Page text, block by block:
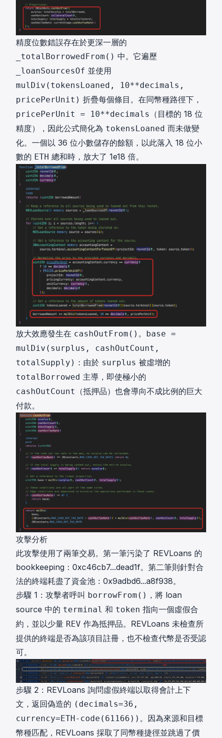
精度位數錯誤存在於更深一層的
_totalBorrowedFrom() 中。它遍歷
_loanSourcesOf 並使用
mulDiv(tokensLoaned, 10**decimals,
pricePerUnit) 折疊每個條目。在同幣種路徑下，
pricePerUnit = 10**decimals
（目標的 18 位
精度），因此公式簡化為 tokensLoaned 而未做變
化。一個以 36 位小數儲存的餘額，以此落入 18 位小
數的 ETH 總和時，放大了 1e18 倍。
放大效應發生在 cashOutFrom() 。 base =
mulDiv(surplus, cashOutCount,
totalSupply) ：由於 surplus 被虛增的
totalBorrowed 主導，即使極小的
cashOutCount
（抵押品）也會導向不成比例的巨大
付款。
攻擊分析
此攻擊使用了兩筆交易。第一筆污染了 REVLoans 的
bookkeeping： 0xc46cb7...dead1f。第二筆則針對合
法的終端耗盡了資金池： 0x9adbd6...a8f938。
步驟 1：攻擊者呼叫 borrowFrom() ，將 loan
source 中的 terminal 和 token 指向一個虛假合
約，並以少量 REV 作為抵押品。REVLoans 未檢查所
提供的終端是否為該項目註冊，也不檢查代幣是否受認
可。
步驟 2：REVLoans 詢問虛假終端以取得會計上下
文，返回偽造的 (decimals=36,
currency=ETH-code(61166)) 。因為來源和目標
幣種匹配，REVLoans 採取了同幣種捷徑並跳過了價